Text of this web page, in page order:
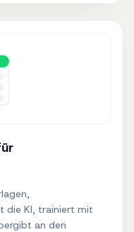
die KI, trainiert mit
an den